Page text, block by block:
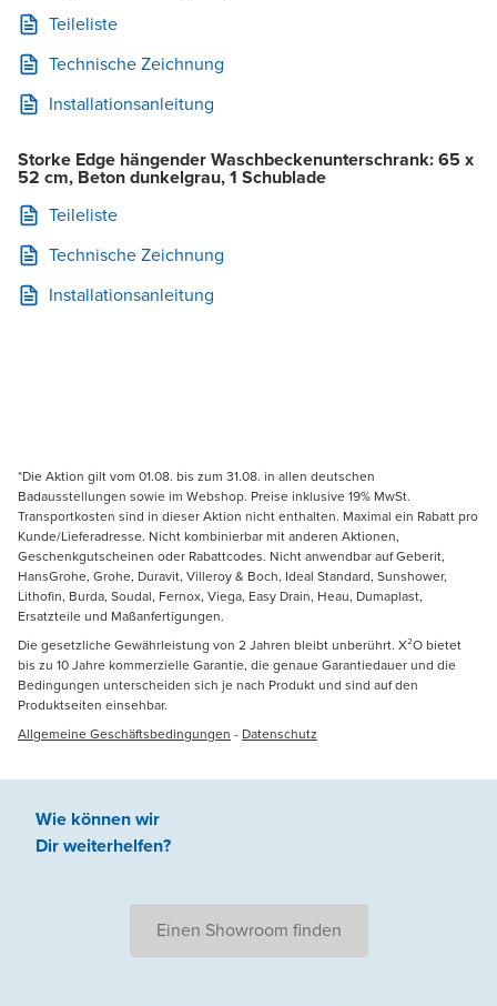
Teileliste
Technische Zeichnung
Installationsanleitung
Storke Edge hängender Waschbeckenunterschrank: 65 x
52 cm, Beton dunkelgrau, 1 Schublade
Teileliste
Technische Zeichnung
Installationsanleitung
*Die Aktion gilt vom 01.08. bis zum 31.08. in allen deutschen
Badausstellungen sowie im Webshop. Preise inklusive 19% MwSt.
Transportkosten sind in dieser Aktion nicht enthalten. Maximal ein Rabatt pro
Kunde/Lieferadresse. Nicht kombinierbar mit anderen Aktionen,
Geschenkgutscheinen oder Rabattcodes. Nicht anwendbar auf Geberit,
HansGrohe, Grohe, Duravit, Villeroy & Boch, Ideal Standard, Sunshower,
Lithofin, Burda, Soudal, Fernox, Viega, Easy Drain, Heau, Dumaplast,
Ersatzteile und Maßanfertigungen.
Die gesetzliche Gewährleistung von 2 Jahren bleibt unberührt. X²O bietet
bis zu 10 Jahre kommerzielle Garantie, die genaue Garantiedauer und die
Bedingungen unterscheiden sich je nach Produkt und sind auf den
Produktseiten einsehbar.
Allgemeine Geschäftsbedingungen - Datenschutz
Wie können wir
Dir weiterhelfen?
Einen Showroom finden